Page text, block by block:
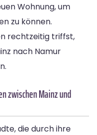
Wohnung, um
zu können.
rechtzeitig triffst,
nach Namur
zwischen Mainz und
die durch ihre